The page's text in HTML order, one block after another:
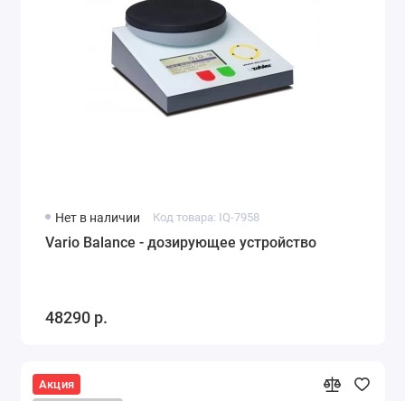
Нет в наличии Код товара: IQ-7958
Vario Balance - дозирующее устройство
48290 р.
Акция